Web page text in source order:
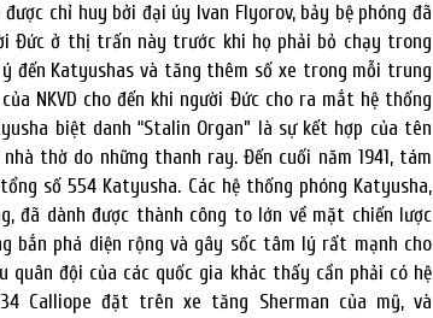
chỉ huy bởi đại úy Ivan Flyorov, bảy bệ phóng đã
Đức ở thị trấn này trước khi họ phải bỏ chạy trong
đến Katyushas và tăng thêm số xe trong mỗi trung
NKVD cho đến khi người Đức cho ra mắt hệ thống
biệt danh “Stalin Organ” là sự kết hợp của tên
thờ do những thanh ray. Đến cuối năm 1941, tám
số 554 Katyusha. Các hệ thống phóng Katyusha,
đã dành được thành công to lớn về mặt chiến lược
bắn phá diện rộng và gây sốc tâm lý rất mạnh cho
quân đội của các quốc gia khác thấy cần phải có hệ
Calliope đặt trên xe tăng Sherman của mỹ, và